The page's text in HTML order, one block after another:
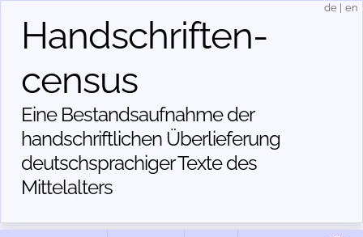
Handschriften­
census
Eine Bestandsaufnahme der
handschriftlichen Über­lieferung
deutschsprachiger Texte des
Mittelalters
de en